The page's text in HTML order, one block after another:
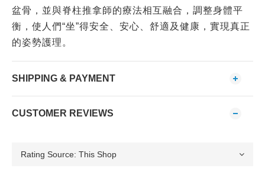
盆骨，並與脊柱推拿師的療法相互融合，調整身體平
衡，使人們“坐”得安全、安心、舒適及健康，實現真正
的姿勢護理。
SHIPPING & PAYMENT
CUSTOMER REVIEWS